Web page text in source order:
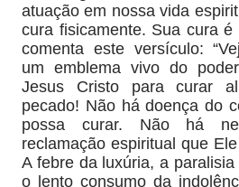
atuação em nossa vida
cura fisicamente. Sua cura
comenta este versículo:
um emblema vivo do
Jesus Cristo para curar
pecado! Não há doença do
possa curar. Não há
reclamação espiritual que
A febre da luxúria, a
o lento consumo da